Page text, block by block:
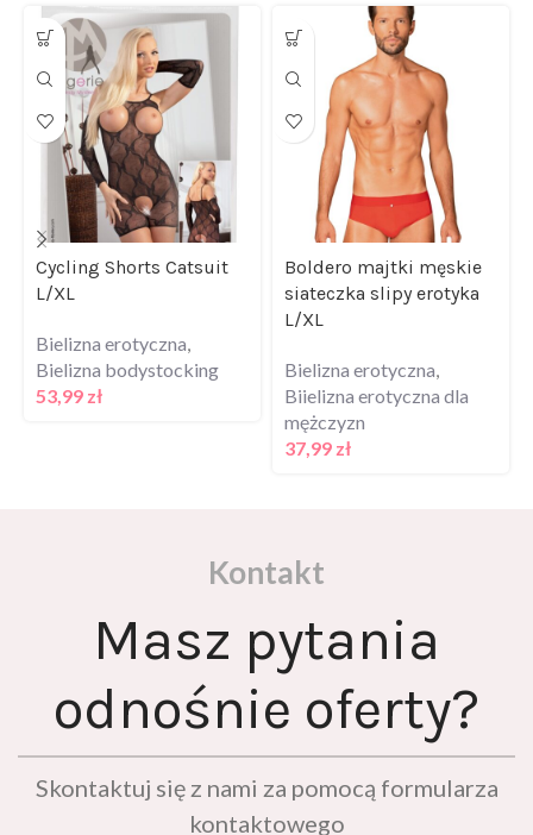
Cycling Shorts Catsuit
L/XL
Bielizna erotyczna
Bielizna bodystocking
53,99 zł
Boldero majtki męskie
siateczka slipy erotyka
L/XL
Bielizna erotyczna
Biielizna erotyczna dla
mężczyzn
37,99 zł
Kontakt
Masz pytania
odnośnie oferty?
Skontaktuj się z nami za pomocą formularza
kontaktowego